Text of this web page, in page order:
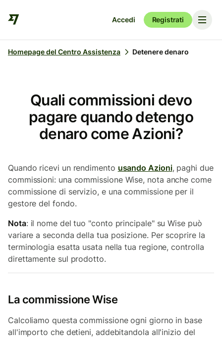
Accedi Registrati
Homepage del Centro Assistenza Detenere denaro
Quali commissioni devo
pagare quando detengo
denaro come Azioni?
Quando ricevi un rendimento usando Azioni, paghi due
commissioni: una commissione Wise, nota anche come
commissione di servizio, e una commissione per il
gestore del fondo.
Nota: il nome del tuo "conto principale" su Wise può
variare a seconda della tua posizione. Per scoprire la
terminologia esatta usata nella tua regione, controlla
direttamente sul prodotto.
La commissione Wise
Calcoliamo questa commissione ogni giorno in base
all'importo che detieni, addebitandola all'inizio del